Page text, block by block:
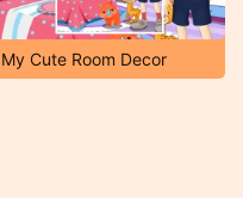
My Cute Room Decor